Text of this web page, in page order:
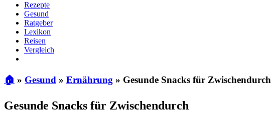
Rezepte
Gesund
Ratgeber
Lexikon
Reisen
Vergleich
🏠 » Gesund » Ernährung » Gesunde Snacks für Zwischendurch
Gesunde Snacks für Zwischendurch